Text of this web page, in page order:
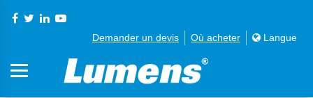
Demander un devis Où acheter Langue